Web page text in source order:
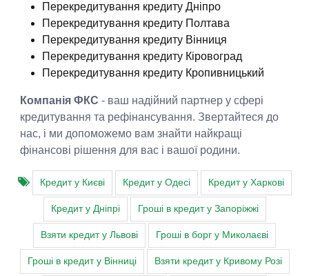
Перекредитування кредиту Дніпро
Перекредитування кредиту Полтава
Перекредитування кредиту Вінниця
Перекредитування кредиту Кіровоград
Перекредитування кредиту Кропивницький
Компанія ФКС - ваш надійний партнер у сфері
кредитування та рефінансування. Звертайтеся до
нас, і ми допоможемо вам знайти найкращі
фінансові рішення для вас і вашої родини.
Кредит у Києві Кредит у Одесі Кредит у Харкові
Кредит у Дніпрі Гроші в кредит у Запоріжжі
Взяти кредит у Львові Гроші в борг у Миколаєві
Гроші в кредит у Вінниці Взяти кредит у Кривому Розі